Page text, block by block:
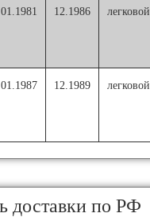
01.1981 12.1986 легковой
01.1987 12.1989 легковой
доставки по РФ